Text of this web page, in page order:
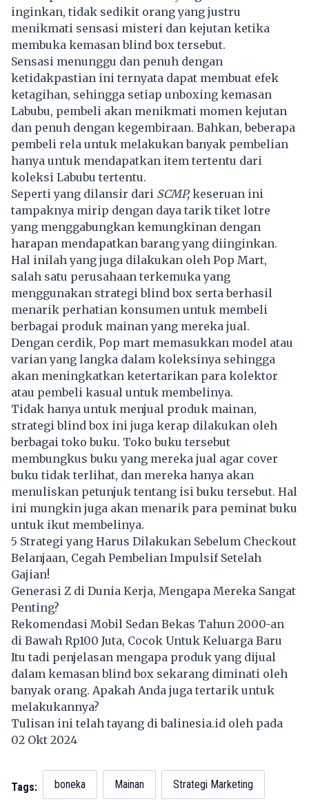
inginkan, tidak sedikit orang yang justru
menikmati sensasi misteri dan kejutan ketika
membuka kemasan blind box tersebut.
Sensasi menunggu dan penuh dengan
ketidakpastian ini ternyata dapat membuat efek
ketagihan, sehingga setiap unboxing kemasan
Labubu, pembeli akan menikmati momen kejutan
dan penuh dengan kegembiraan. Bahkan, beberapa
pembeli rela untuk melakukan banyak pembelian
hanya untuk mendapatkan item tertentu dari
koleksi Labubu tertentu.
Seperti yang dilansir dari SCMP, keseruan ini
tampaknya mirip dengan daya tarik tiket lotre
yang menggabungkan kemungkinan dengan
harapan mendapatkan barang yang diinginkan.
Hal inilah yang juga dilakukan oleh Pop Mart,
salah satu perusahaan terkemuka yang
menggunakan strategi blind box serta berhasil
menarik perhatian konsumen untuk membeli
berbagai produk mainan yang mereka jual.
Dengan cerdik, Pop mart memasukkan model atau
varian yang langka dalam koleksinya sehingga
akan meningkatkan ketertarikan para kolektor
atau pembeli kasual untuk membelinya.
Tidak hanya untuk menjual produk mainan,
strategi blind box ini juga kerap dilakukan oleh
berbagai toko buku. Toko buku tersebut
membungkus buku yang mereka jual agar cover
buku tidak terlihat, dan mereka hanya akan
menuliskan petunjuk tentang isi buku tersebut. Hal
ini mungkin juga akan menarik para peminat buku
untuk ikut membelinya.
5 Strategi yang Harus Dilakukan Sebelum Checkout
Belanjaan, Cegah Pembelian Impulsif Setelah
Gajian!
Generasi Z di Dunia Kerja, Mengapa Mereka Sangat
Penting?
Rekomendasi Mobil Sedan Bekas Tahun 2000-an
di Bawah Rp100 Juta, Cocok Untuk Keluarga Baru
Itu tadi penjelasan mengapa produk yang dijual
dalam kemasan blind box sekarang diminati oleh
banyak orang. Apakah Anda juga tertarik untuk
melakukannya?
Tulisan ini telah tayang dibalinesia.id oleh pada
02 Okt 2024
Tags: boneka Mainan Strategi Marketing